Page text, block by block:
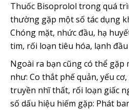
Thuốc Bisoprolol trong quá
thường gặp một số tác dụng
Chóng mặt, nhức đầu, hạ
tim, rối loạn tiêu hóa, lạnh đầu
Ngoài ra bạn cũng có thể gặp
như: Co thắt phế quản, yếu
truyền nhĩ thất, rối loạn giấc
số dấu hiệu hiếm gặp: Phát